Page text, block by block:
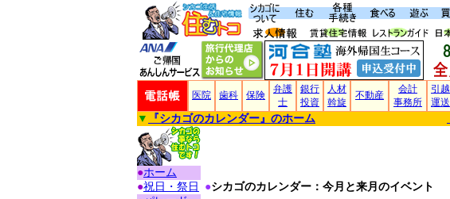
医院 歯科 保険
弁護
士
銀行
投資
人材
斡旋
不動産
会計
事務所
引越
運送
▼ 『シカゴのカレンダー』のホーム
●ホーム
●祝日・祭日
●シカゴのカレンダー：今月と来月のイベント